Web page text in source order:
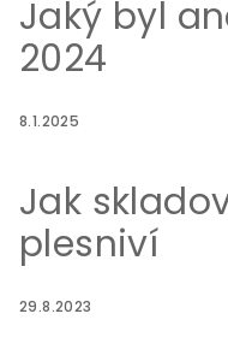
Jaký byl
2024
8.1.2025
Jak
plesniví
29.8.2023